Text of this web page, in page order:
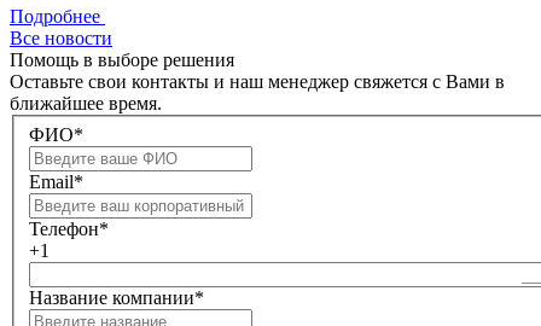
Подробнее
Все новости
Помощь в выборе решения
Оставьте свои контакты и наш менеджер свяжется с Вами в
ближайшее время.
ФИО*
Email*
Телефон*
+1
Название компании*